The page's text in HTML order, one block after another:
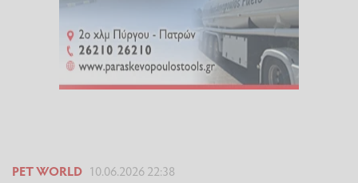
PET WORLD 10.06.2026 22:38